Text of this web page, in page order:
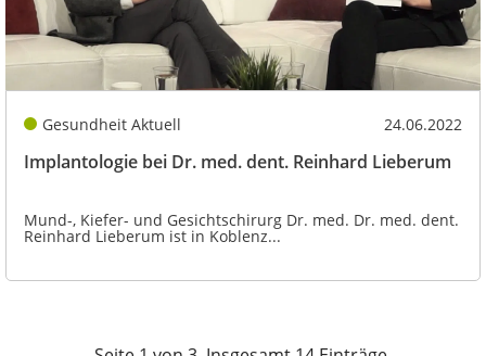
Gesundheit Aktuell 24.06.2022
Implantologie bei Dr. med. dent. Reinhard Lieberum
Mund-, Kiefer- und Gesichtschirurg Dr. med. Dr. med. dent.
Reinhard Lieberum ist in Koblenz...